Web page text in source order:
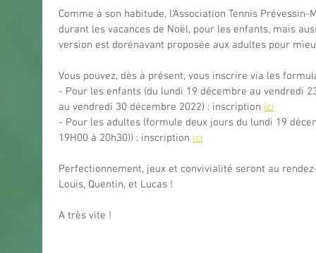
Comme à son habitude, l'Association Tennis
durant les vacances de Noël, pour les enfants, mais
version est dorénavant proposée aux adultes pour
Vous pouvez, dès à présent, vous inscrire via les
- Pour les enfants (du lundi 19 décembre au vendredi
au vendredi 30 décembre 2022) : inscription ici
- Pour les adultes (formule deux jours du lundi 19
19H00 à 20h30)) : inscription ici
Perfectionnement, jeux et convivialité seront au
Louis, Quentin, et Lucas !
A très vite !